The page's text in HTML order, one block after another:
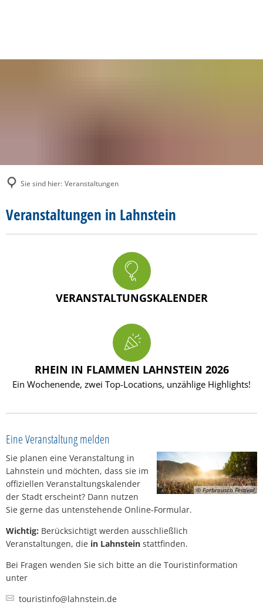
Sie sind hier: Veranstaltungen
Veranstaltungen
Veranstaltungen in Lahnstein
VERANSTALTUNGSKALENDER
RHEIN IN FLAMMEN LAHNSTEIN 2026
Ein Wochenende, zwei Top-Locations, unzählige Highlights!
Eine Veranstaltung melden
© Farbrausch Festival
Sie planen eine Veranstaltung in
Lahnstein und möchten, dass sie im
offiziellen Veranstaltungskalender
der Stadt erscheint? Dann nutzen
Sie gerne das untenstehende Online-Formular.
Wichtig: Berücksichtigt werden ausschließlich
Veranstaltungen, die in Lahnstein stattfinden.
Bei Fragen wenden Sie sich bitte an die Touristinformation
unter
touristinfo@lahnstein.de